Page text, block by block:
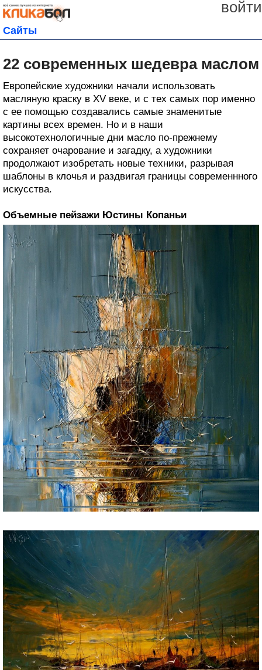
войти
Сайты
22 современных шедевра маслом
Европейские художники начали использовать
масляную краску в XV веке, и с тех самых пор именно
с ее помощью создавались самые знаменитые
картины всех времен. Но и в наши
высокотехнологичные дни масло по-прежнему
сохраняет очарование и загадку, а художники
продолжают изобретать новые техники, разрывая
шаблоны в клочья и раздвигая границы современнного
искусства.
Объемные пейзажи Юстины Копаньи